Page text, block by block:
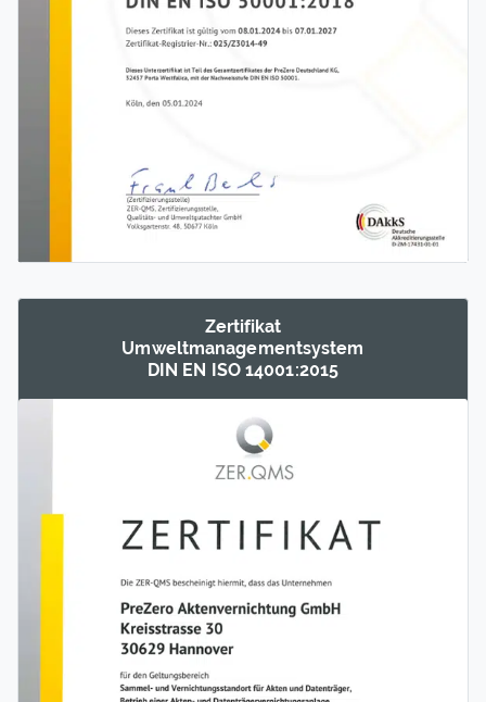
Zertifikat
Umwelt­management­system
DIN EN ISO 14001:2015